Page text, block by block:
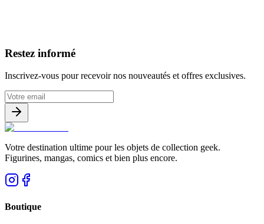
Restez informé
Inscrivez-vous pour recevoir nos nouveautés et offres exclusives.
Votre destination ultime pour les objets de collection geek.
Figurines, mangas, comics et bien plus encore.
Boutique